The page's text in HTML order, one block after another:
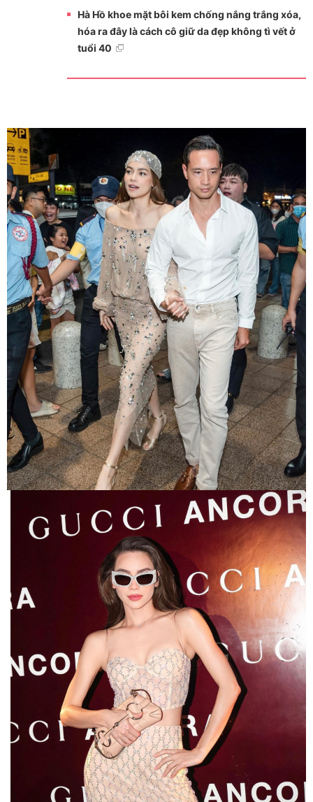
Hà Hồ khoe mặt bôi kem chống nắng trắng xóa,
hóa ra đây là cách cô giữ da đẹp không tì vết ở
tuổi 40